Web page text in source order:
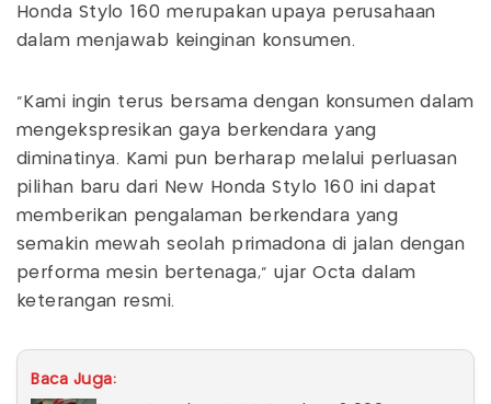
Honda Stylo 160 merupakan upaya perusahaan
dalam menjawab keinginan konsumen.
"Kami ingin terus bersama dengan konsumen dalam
mengekspresikan gaya berkendara yang
diminatinya. Kami pun berharap melalui perluasan
pilihan baru dari New Honda Stylo 160 ini dapat
memberikan pengalaman berkendara yang
semakin mewah seolah primadona di jalan dengan
performa mesin bertenaga," ujar Octa dalam
keterangan resmi.
Baca Juga: